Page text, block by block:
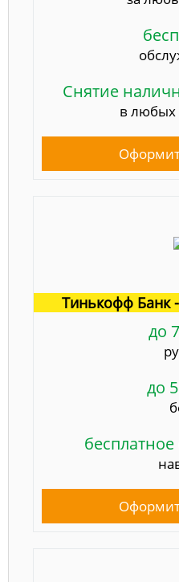
Снятие
в любых
Тинькофф Банк
до
до